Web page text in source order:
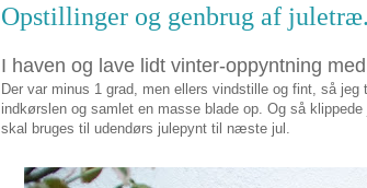
Opstillinger og genbrug af juletræ.
I haven og lave lidt vinter-oppyntning
Der var minus 1 grad, men ellers vindstille og fint, så
indkørslen og samlet en masse blade op. Og så
skal bruges til udendørs julepynt til næste jul.